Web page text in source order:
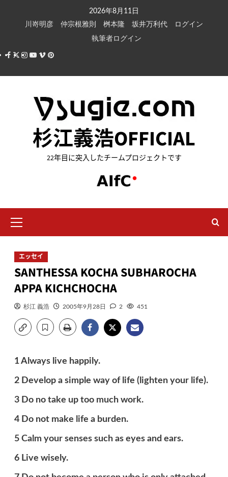
キ
2026年8月11日
川嵜明彦
仲宗根雅則 桝本隆 坂井万利代
ログイン
執筆者ログイン
Facebook
X Instagram
Youtube
VimeoPinterest
杉江義浩OFFICIAL
22年目に突入したチームプロジェクトです
イ
ン
ニ
ュ
エッセイ
SANTHESSA KOCHA SUBHAROCHA
APPA KICHCHOCHA
杉江 義浩 2005年9月28日 2 451
1 Always live happily.
2 Develop a simple way of life (lighten your life).
3 Do no take up too much work.
4 Do not make life a burden.
5 Calm your senses such as eyes and ears.
6 Live wisely.